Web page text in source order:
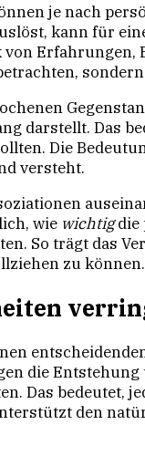
je nach
kann für
Erfahrungen,
darstellt. Das
Die
versteht.
wie wichtigdie
So trägt das
zu können.
die
Das bedeutet,
den